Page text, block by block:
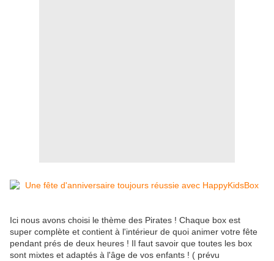
Ici nous avons choisi le thème des Pirates ! Chaque box est
super complète et contient à l'intérieur de quoi animer votre fête
pendant prés de deux heures ! Il faut savoir que toutes les box
sont mixtes et adaptés à l'âge de vos enfants ! ( prévu